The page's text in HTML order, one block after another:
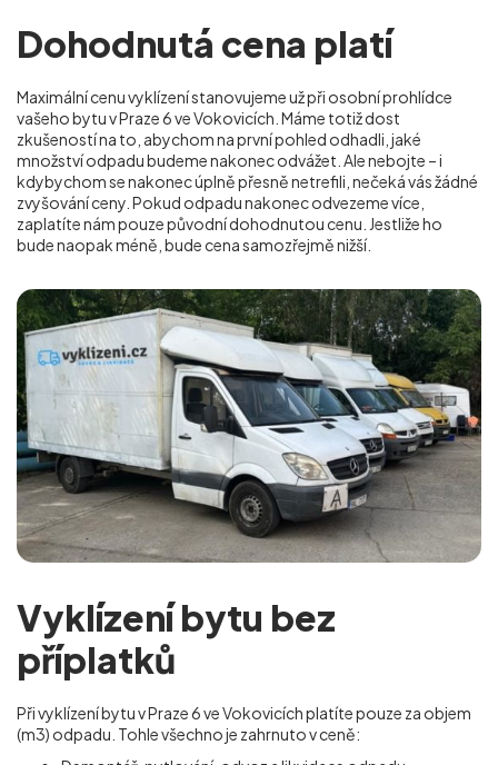
Dohodnutá cena platí
Maximální cenu vyklízení stanovujeme už při osobní prohlídce
vašeho bytu v Praze 6 ve Vokovicích. Máme totiž dost
zkušeností na to, abychom na první pohled odhadli, jaké
množství odpadu budeme nakonec odvážet. Ale nebojte – i
kdybychom se nakonec úplně přesně netrefili, nečeká vás žádné
zvyšování ceny. Pokud odpadu nakonec odvezeme více,
zaplatíte nám pouze původní dohodnutou cenu. Jestliže ho
bude naopak méně, bude cena samozřejmě nižší.
Vyklízení bytu bez
příplatků
Při vyklízení bytu v Praze 6 ve Vokovicích platíte pouze za objem
(m3) odpadu. Tohle všechno je zahrnuto v ceně: